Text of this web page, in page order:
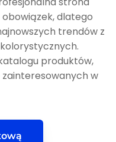
dlatego
trendów z
produktów,
w